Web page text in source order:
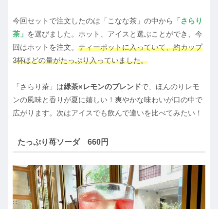
今回セットで注文したのは「こなな茶」の中から
「さらり
茶」 を選びました。ホット、アイスと選ぶことができ、今
回はホットを注文。 ティーポットに入っていて、約カップ
3杯ほどの量がたっぷり入っていました。
「さらり茶」は緑茶×レモンのブレンドで、ほんのりレモ
ンの風味と香りが夏に嬉しい！爽やかな味わいが口の中で
広がります。次はアイスでも飲んで違いを比べてみたい！
たっぷり苺ソーダ 660円